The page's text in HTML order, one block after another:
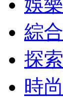
綜合
探索
時尚